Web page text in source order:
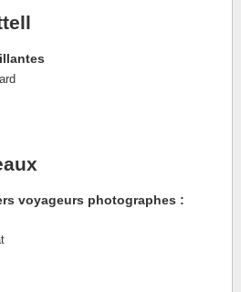
voyageurs photographes :